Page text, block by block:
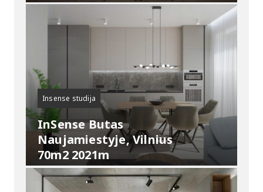
Insense studija
InSense Butas
Naujamiestyje, Vilnius
70m2 2021m